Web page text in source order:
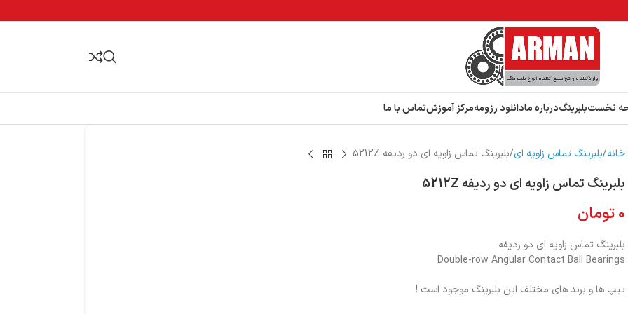
نخستبلبرینگدرباره مادانلود رزومهمرکز آموزشتماس با ما
خانه بلبرینگ تماس زاویه ای بلبرینگ تماس زاویه ای دو ردیفه 5212Z
بلبرینگ تماس زاویه ای دو ردیفه 5212Z
0تومان
بلبرینگ تماس زاویه ای دو ردیفه
Double-row Angular Contact Ball Bearings
تیپ ها و برند های مختلف این بلبرینگ موجود است !